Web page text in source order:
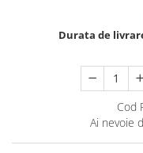
MERCEDES CAMIOANE
RENAULT CAMIOANE
VOLVO CAMIOANE
STICKERE MOTO/ATV
TRICOURI PESCUIT/
TRICOURI SOFERI SI
Durata de
Cod
Ai nevoie